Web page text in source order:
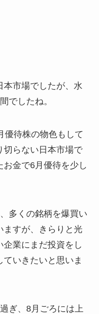
本市場でしたが、水
でしたね。
優待株の物色もして
切らない日本市場で
お金で6月優待を少し
多くの銘柄を爆買い
ますが、きらりと光
企業にまだ投資をし
いきたいと思いま
ぎ、8月ごろには上